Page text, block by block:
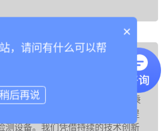
公司，自2014年成立以来，始终秉
热情与专注，致力于为全球客户提
测设备。我们凭借持续的技术创新
×
，请问有什么可以帮
稍后再说